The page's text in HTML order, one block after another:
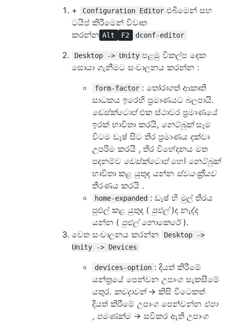
+
Configuration Editor එබීමෙන් සහ
ටයිප් කිරීමෙන් විවෘත
කරන්න Alt F2 dconf-editor
Desktop -> Unity පළමු විකල්ප දෙක
සොයා ගැනීමට සංචාලනය කරන්න :
form-factor : තෝරාගත් ආකෘති
සාධකය ඉරෙහි ප්‍රමාණයට බලපායි.
ඩෙස්ක්ටොප්එක ස්ථාවර ප්‍රමාණයේ
ඉරක් භාවිතා කරයි, නෙට්බුක්සෑම
විටම ඩෑෂ් සිට තිර ප්‍රමාණය දක්වා
උපරිම කරයි , තිර විභේදනය මත
පදනම්ව ඩෙස්ක්ටොප්හෝ නෙට්බුක්
භාවිතා කළ යුතුද යන්න ස්වයංක්‍රීයව
තීරණය කරයි .
home-expanded : ඩෑෂ් හි මුල් තිරය
පුළුල් කළ යුතුද ( පුළුල්)ද නැද්ද
යන්න ( පුළුල් නොකෙරේ).
වෙත සංචාලනය කරන්න
Desktop ->
Unity -> Devices
devices-option : දියත් කිරීමේ
යන්ත්‍රයේ පෙන්වන උපාංග සැකසීමේ
යතුර. කවදාවත්-> කිසි විටෙකත්
දියත් කිරීමේ උපාංග පෙන්වන්න එපා
, පමණක්ම-> සවිකර ඇති උපාංග